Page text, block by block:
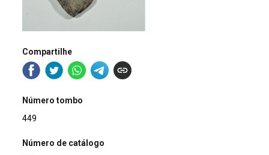
Compartilhe
Número tombo
449
Número de catálogo